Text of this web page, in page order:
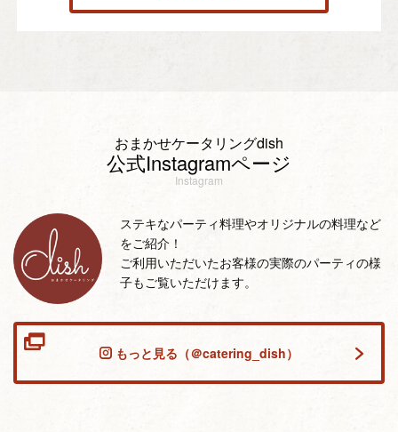
おまかせケータリングdish
公式Instagramページ
Instagram
ステキなパーティ料理やオリジナルの料理など
をご紹介！
ご利用いただいたお客様の実際のパーティの様
子もご覧いただけます。
もっと見る（＠catering_dish）